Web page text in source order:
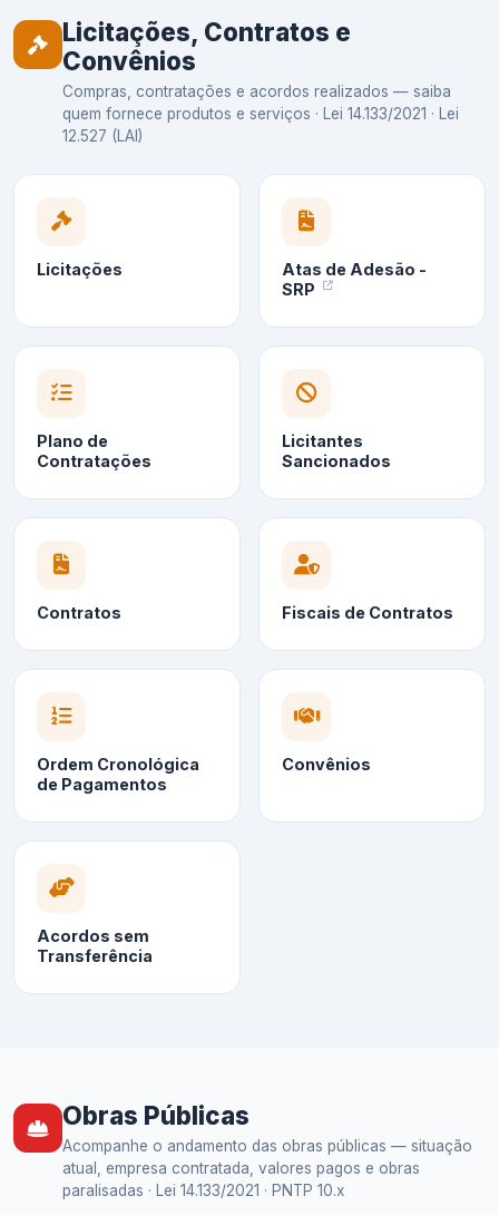
Licitações, Contratos e
Convênios
Compras, contratações e acordos realizados — saiba
quem fornece produtos e serviços · Lei 14.133/2021 · Lei
12.527 (LAI)
Licitações
Atas de Adesão -
SRP
Plano de
Contratações
Licitantes
Sancionados
Contratos Fiscais de Contratos
Ordem Cronológica
de Pagamentos
Convênios
Acordos sem
Transferência
Obras Públicas
Acompanhe o andamento das obras públicas — situação
atual, empresa contratada, valores pagos e obras
paralisadas · Lei 14.133/2021 · PNTP 10.x